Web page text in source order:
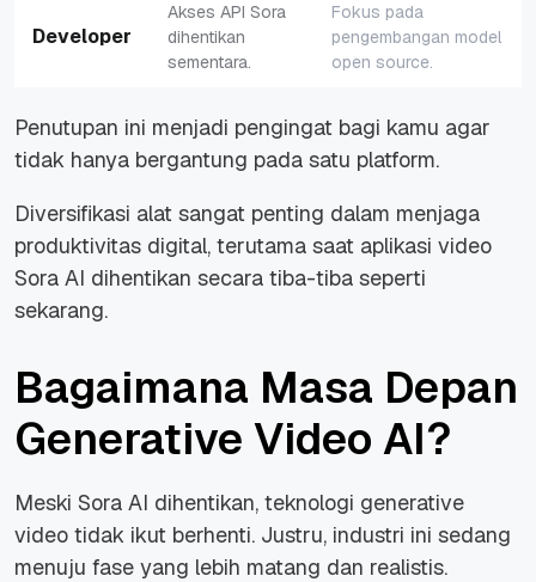
Developer
Akses API Sora
dihentikan
sementara.
Fokus pada
pengembangan model
open source.
Penutupan ini menjadi pengingat bagi kamu agar
tidak hanya bergantung pada satu platform.
Diversifikasi alat sangat penting dalam menjaga
produktivitas digital, terutama saat aplikasi video
Sora AI dihentikan secara tiba-tiba seperti
sekarang.
Bagaimana Masa Depan
Generative Video AI?
Meski Sora AI dihentikan, teknologi generative
video tidak ikut berhenti. Justru, industri ini sedang
menuju fase yang lebih matang dan realistis.